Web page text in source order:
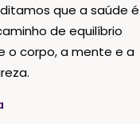
que a saúde é
de equilíbrio
o corpo, a mente e a